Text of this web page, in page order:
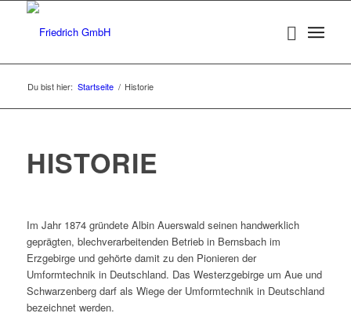
Du bist hier: Startseite / Historie
HISTORIE
Im Jahr 1874 gründete Albin Auerswald seinen handwerklich
geprägten, blechverarbeitenden Betrieb in Bernsbach im
Erzgebirge und gehörte damit zu den Pionieren der
Umformtechnik in Deutschland. Das Westerzgebirge um Aue und
Schwarzenberg darf als Wiege der Umformtechnik in Deutschland
bezeichnet werden.